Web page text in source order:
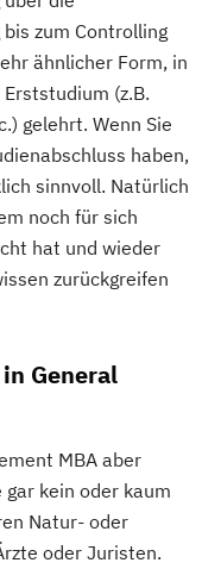
zum Controlling
ähnlicher Form, in
(z.B.
gelehrt. Wenn Sie
haben,
sinnvoll. Natürlich
noch für sich
hat und wieder
zurückgreifen
General
MBA aber
kein oder kaum
Natur- oder
oder Juristen.